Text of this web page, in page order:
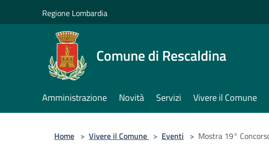
Regione Lombardia
Comune di Rescaldina
Amministrazione Novità Servizi Vivere il Comune
Home > Vivere il Comune > Eventi > Mostra 19°